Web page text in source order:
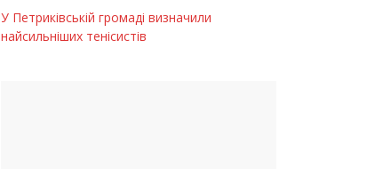
У Петриківській громаді визначили
найсильніших тенісистів